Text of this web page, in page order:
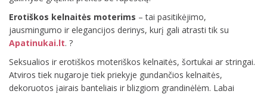
Erotiškos kelnaitės moterims – tai pasitikėjimo,
jausmingumo ir elegancijos derinys, kurį gali atrasti tik su
Apatinukai.lt. ?
Seksualios ir erotiškos moteriškos kelnaitės, šortukai ar stringai.
Atviros tiek nugaroje tiek priekyje gundančios kelnaitės,
dekoruotos įairais banteliais ir blizgiom grandinėlėm. Labai